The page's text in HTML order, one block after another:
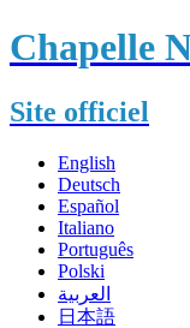
Chapelle
Site officiel
English
Deutsch
Español
Italiano
Português
Polski
العربية
日本語